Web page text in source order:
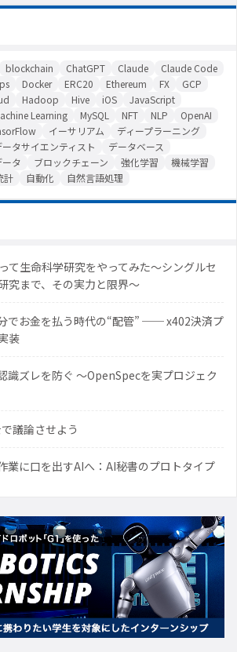
blockchain ChatGPT Claude
Claude Code
Docker ERC20 Ethereum FX
GCP
Hadoop Hive iOS
JavaScript
Learning MySQL NFT NLP
OpenAI
イーサリアム
ディープラーニング
ータサイエンティスト
データベース
ータ ブロックチェーン 強化学習
機械学習
計 自動化 自然言語処理
て生命科学研究をやってみた〜シングルセ
究まで、その実力と限界〜
でお金を払う時代の“配管” ── x402決済プ
装
識ズレを防ぐ 〜OpenSpecを実プロジェク
議論させよう
業に口を出すAIへ：AI秘書のプロトタイプ